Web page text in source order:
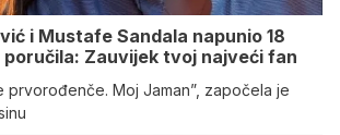
i Mustafe Sandala napunio 18
poručila: Zauvijek tvoj najveći fan
prvorođenče. Moj Jaman”, započela je